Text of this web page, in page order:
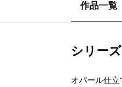
作品一覧
シリーズ